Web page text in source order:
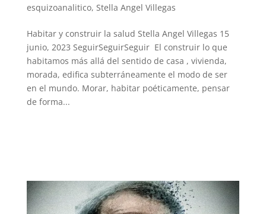
esquizoanalitico, Stella Angel Villegas
Habitar y construir la salud Stella Angel Villegas 15
junio, 2023 SeguirSeguirSeguir El construir lo que
habitamos más allá del sentido de casa , vivienda,
morada, edifica subterráneamente el modo de ser
en el mundo. Morar, habitar poéticamente, pensar
de forma...